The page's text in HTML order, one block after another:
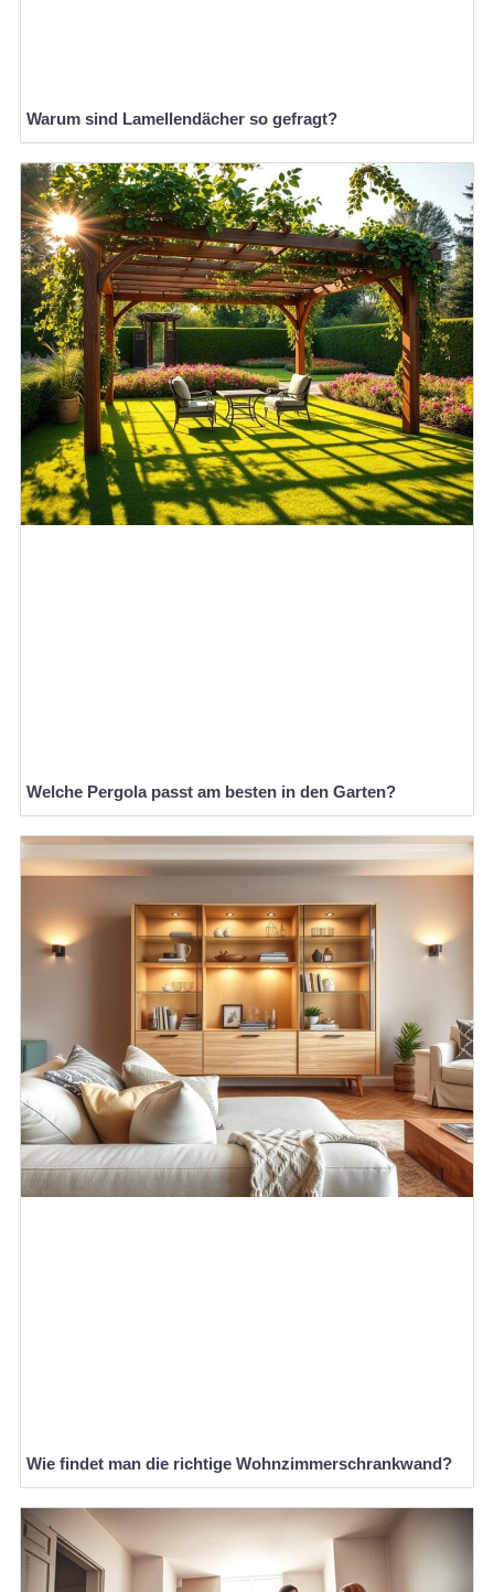
Warum sind Lamellendächer so gefragt?
Welche Pergola passt am besten in den Garten?
Wie findet man die richtige Wohnzimmerschrankwand?